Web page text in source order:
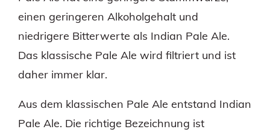
einen geringeren Alkoholgehalt und
niedrigere Bitterwerte als Indian Pale Ale.
Das klassische Pale Ale wird filtriert und ist
daher immer klar.
Aus dem klassischen Pale Ale entstand Indian
Pale Ale. Die richtige Bezeichnung ist